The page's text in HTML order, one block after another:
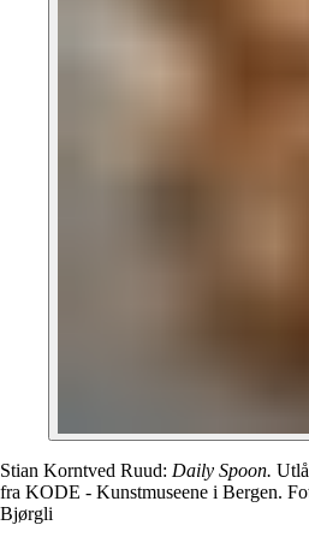
Stian Korntved Ruud: Daily Spoon.
fra KODE - Kunstmuseene i Bergen.
Bjørgli